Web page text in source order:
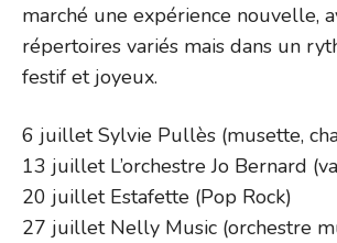
marché une expérience nouvelle,
répertoires variés mais dans un
festif et joyeux.
6 juillet Sylvie Pullès (musette,
13 juillet L’orchestre Jo Bernard
20 juillet Estafette (Pop Rock)
27 juillet Nelly Music (orchestre